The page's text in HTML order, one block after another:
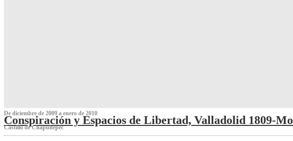
De diciembre de 2009 a enero de 2010
Conspiración y Espacios de Libertad, Valladolid 1809-
Castillo de Chapultepec